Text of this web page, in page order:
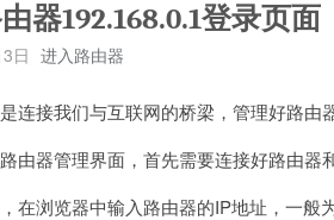
器192.168.0.1登录页面
日 进入路由器
接我们与互联网的桥梁，管理好路由器
器管理界面，首先需要连接好路由器
浏览器中输入路由器的IP地址，一般为